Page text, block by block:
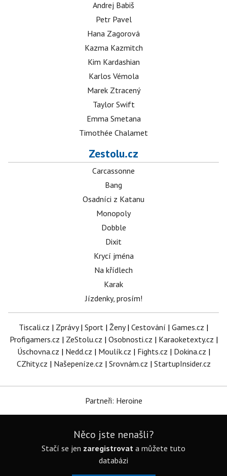
Andrej Babiš
Petr Pavel
Hana Zagorová
Kazma Kazmitch
Kim Kardashian
Karlos Vémola
Marek Ztracený
Taylor Swift
Emma Smetana
Timothée Chalamet
Zestolu.cz
Carcassonne
Bang
Osadníci z Katanu
Monopoly
Dobble
Dixit
Krycí jména
Na křídlech
Karak
Jízdenky, prosím!
Tiscali.cz | Zprávy| Sport | Ženy| Cestování | Games.cz |
Profigamers.cz | ZeStolu.cz | Osobnosti.cz | Karaoketexty.cz |
Úschovna.cz | Nedd.cz | Moulík.cz | Fights.cz | Dokina.cz |
CZhity.cz | Našepeníze.cz | Srovnám.cz | StartupInsider.cz
Partneři: Heroine
Něco jste nenašli?
Stačí se jen zaregistrovat a můžete tuto
databázi